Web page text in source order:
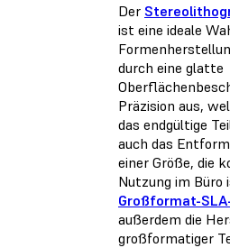
Der
ist eine ideale
durch eine glatte
Präzision aus,
das endgültige
auch das
einer Größe, die
Nutzung im
Großformat-
außerdem die
großformatiger